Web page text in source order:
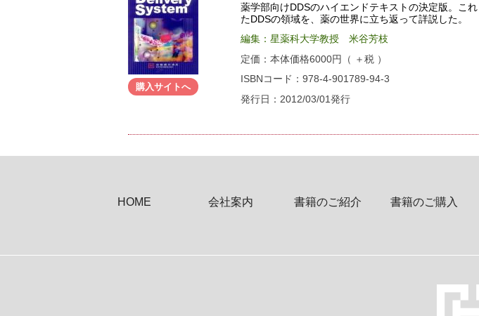
購入サイトへ
薬学部向けDDSのハイエンドテキストの決定版。こ
たDDSの領域を、薬の世界に立ち返って詳説した。
編集：星薬科大学教授 米谷芳枝
定価：本体価格6000円（ ＋税 ）
ISBNコード：978-4-901789-94-3
発行日：2012/03/01発行
HOME 会社案内 書籍のご紹介 書籍のご購入